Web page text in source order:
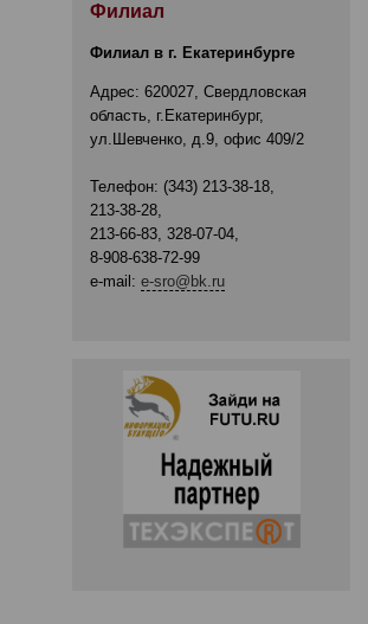
Филиал
Филиал в г. Екатеринбурге
Адрес: 620027, Свердловская
область, г.Екатеринбург,
ул.Шевченко, д.9, офис 409/2
Телефон: (343) 213-38-18,
213-38-28,
213-66-83, 328-07-04,
8-908-638-72-99
e-mail: e-sro@bk.ru